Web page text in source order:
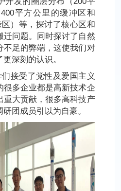
平方公里的缓冲区和
）等，探讨了核心区和
迁问题。同时探讨了自然
不足的弊端，这使我们对
深刻的认识。
接受了党性及爱国主义
很多企业都是高新技术企
重大贡献，很多高科技产
团成员引以为自豪。